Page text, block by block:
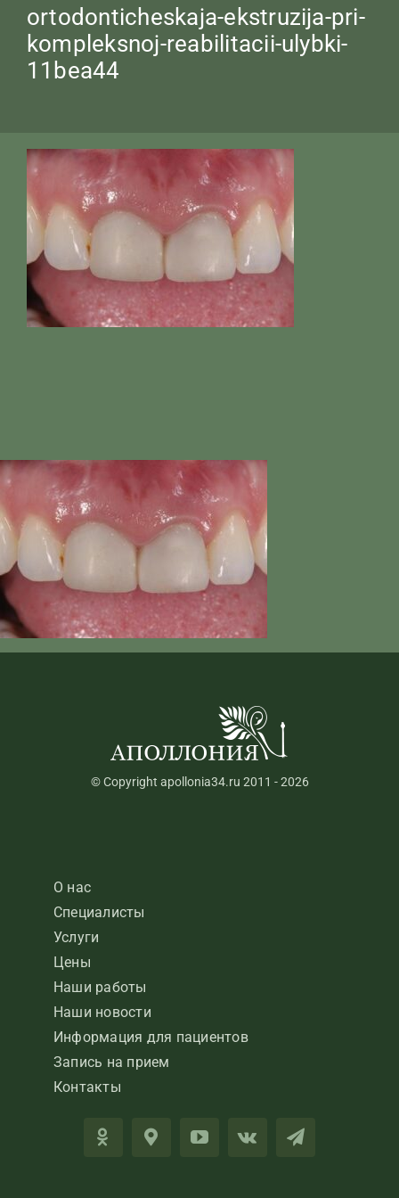
ortodonticheskaja-ekstruzija-pri-
kompleksnoj-reabilitacii-ulybki-
11bea44
© Copyright apollonia34.ru 2011 - 2026
О нас
Специалисты
Услуги
Цены
Наши работы
Наши новости
Информация для пациентов
Запись на прием
Контакты